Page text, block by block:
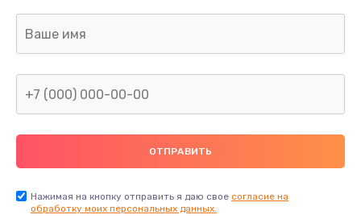
Нажимая на кнопку отправить я даю свое согласие на
обработку моих персональных данных.